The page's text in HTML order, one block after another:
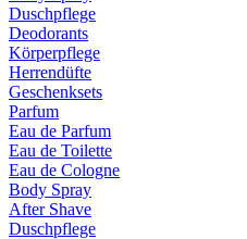
Duschpflege
Deodorants
Körperpflege
Herrendüfte
Geschenksets
Parfum
Eau de Parfum
Eau de Toilette
Eau de Cologne
Body Spray
After Shave
Duschpflege